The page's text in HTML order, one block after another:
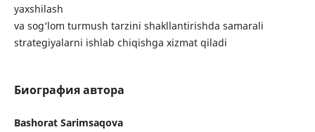
yaxshilash
va sog‘lom turmush tarzini shakllantirishda samarali
strategiyalarni ishlab chiqishga xizmat qiladi
Биография автора
Bashorat Sarimsaqova